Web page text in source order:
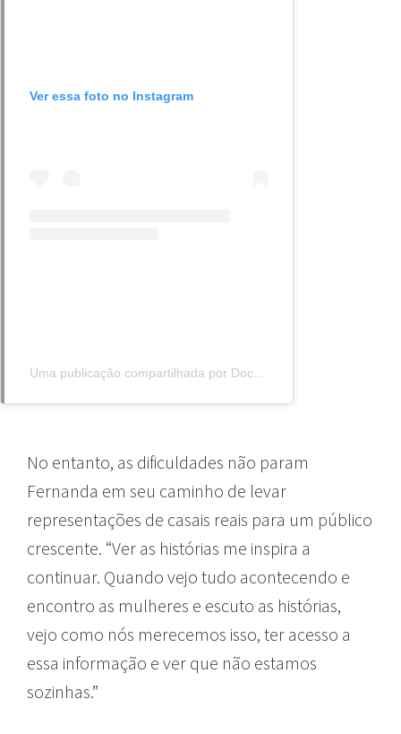
Ver essa foto no Instagram
No entanto, as dificuldades não param
Fernanda em seu caminho de levar
representações de casais reais para um público
crescente. “Ver as histórias me inspira a
continuar. Quando vejo tudo acontecendo e
encontro as mulheres e escuto as histórias,
vejo como nós merecemos isso, ter acesso a
essa informação e ver que não estamos
sozinhas.”